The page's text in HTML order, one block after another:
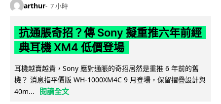
arthur 7 小時
抗通脹奇招？傳 Sony 擬重推六年前經
典耳機 XM4 低價登場
耳機越賣越貴，Sony 應對通脹的奇招居然是重推 6 年前的舊
機？ 消息指平價版 WH-1000XM4C 9 月登場，保留摺疊設計與
40m...
閱讀全文